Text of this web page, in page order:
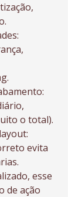
o total).
evita
esse
de ação